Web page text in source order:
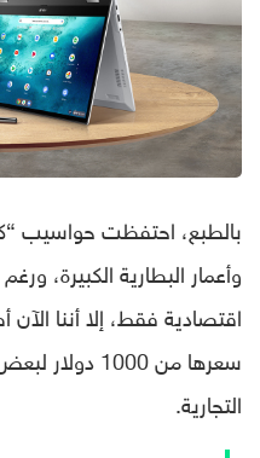
بالطبع، احتفظت حواسيب
وأعمار البطارية الكبيرة،
اقتصادية فقط، إلا أننا
سعرها من 1000
التجارية.